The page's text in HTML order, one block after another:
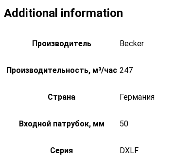
Additional information
Производитель Becker
Производительность, м³/час 247
Страна Германия
Входной патрубок, мм 50
Серия DXLF